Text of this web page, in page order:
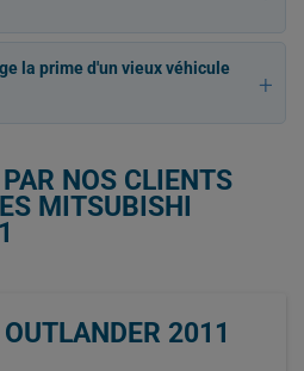
la prime d'un vieux véhicule
NOS CLIENTS
MITSUBISHI
2011